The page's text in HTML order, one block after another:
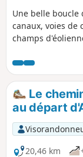
Une belle boucle
canaux, voies de
champs
Le
au départ
20,46 km